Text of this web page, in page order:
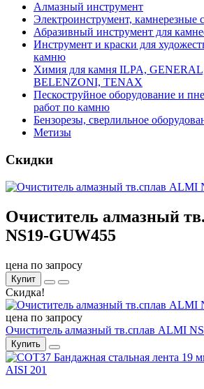
Алмазный инструмент
Электроинструмент, камнерезные
Абразивный инструмент для
Инструмент и краски для
камню
Химия для камня ILPA,
BELENZONI, TENAX
Пескоструйное оборудование и
работ по камню
Бензорезы, сверлильное
Метизы
Скидки
Очиститель алмазный
NS19-GUW455
цена по запросу
Купит
Скидка!
цена по запросу
Очиститель алмазный тв.сплав ALMI
Купить